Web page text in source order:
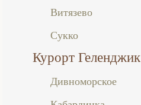
Витязево
Сукко
Курорт Геленджик
Дивноморское